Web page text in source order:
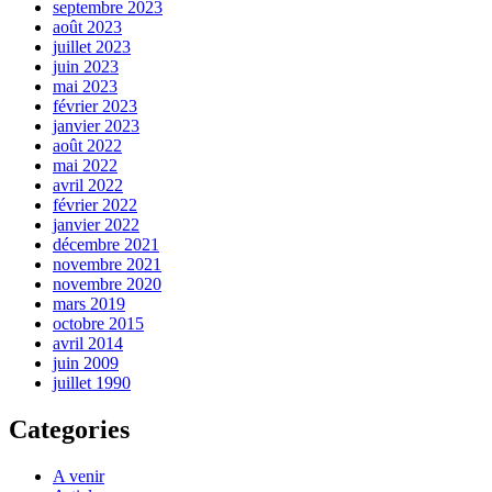
septembre 2023
août 2023
juillet 2023
juin 2023
mai 2023
février 2023
janvier 2023
août 2022
mai 2022
avril 2022
février 2022
janvier 2022
décembre 2021
novembre 2021
novembre 2020
mars 2019
octobre 2015
avril 2014
juin 2009
juillet 1990
Categories
A venir